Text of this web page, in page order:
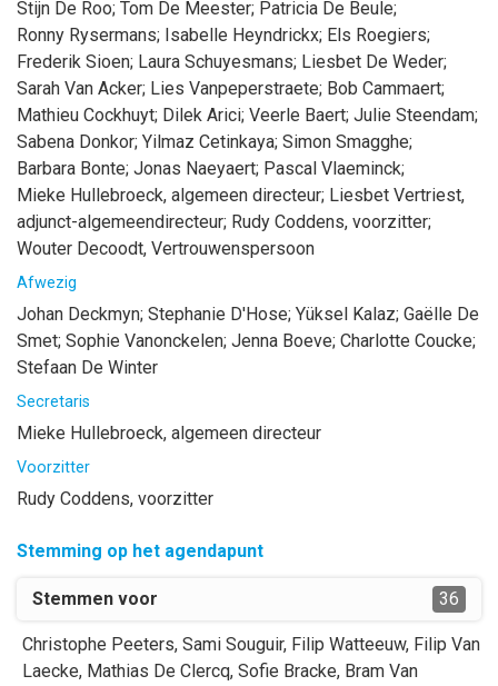
Stijn De Roo; Tom De Meester; Patricia De Beule;
Ronny Rysermans; Isabelle Heyndrickx; Els Roegiers;
Frederik Sioen; Laura Schuyesmans; Liesbet De Weder;
Sarah Van Acker; Lies Vanpeperstraete; Bob Cammaert;
Mathieu Cockhuyt; Dilek Arici; Veerle Baert; Julie Steendam;
Sabena Donkor; Yilmaz Cetinkaya; Simon Smagghe;
Barbara Bonte; Jonas Naeyaert; Pascal Vlaeminck;
Mieke Hullebroeck, algemeen directeur; Liesbet Vertriest,
adjunct-algemeendirecteur; Rudy Coddens, voorzitter;
Wouter Decoodt, Vertrouwenspersoon
Afwezig
Johan Deckmyn; Stephanie D'Hose; Yüksel Kalaz; Gaëlle De
Smet; Sophie Vanonckelen; Jenna Boeve; Charlotte Coucke;
Stefaan De Winter
Secretaris
Mieke Hullebroeck, algemeen directeur
Voorzitter
Rudy Coddens, voorzitter
Stemming op het agendapunt
Stemmen voor 36
Christophe Peeters, Sami Souguir, Filip Watteeuw, Filip Van
Laecke, Mathias De Clercq, Sofie Bracke, Bram Van